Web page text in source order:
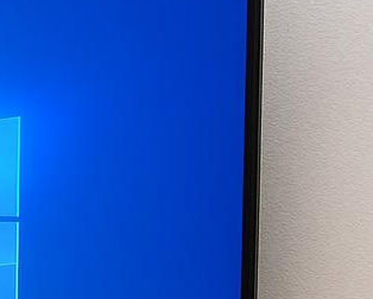
Crystal UHD 4K 55”
per il salotto a
ribassato